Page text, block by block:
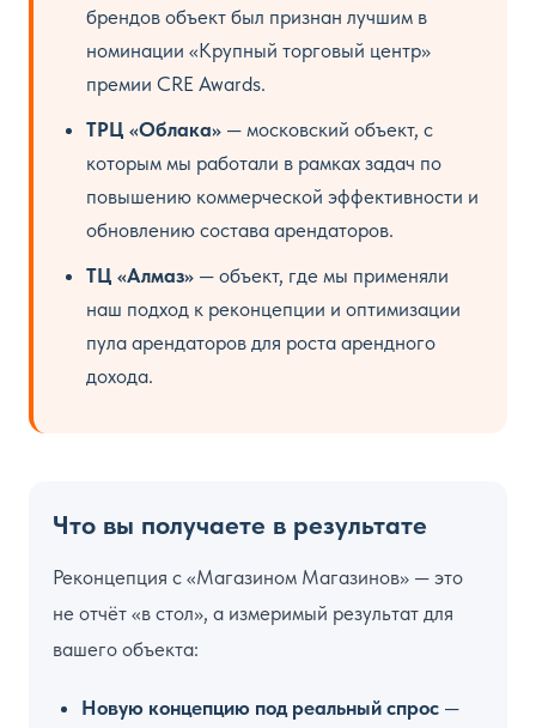
брендов объект был признан лучшим в
номинации «Крупный торговый центр»
премии CRE Awards.
ТРЦ «Облака» — московский объект, с
которым мы работали в рамках задач по
повышению коммерческой эффективности и
обновлению состава арендаторов.
ТЦ «Алмаз» — объект, где мы применяли
наш подход к реконцепции и оптимизации
пула арендаторов для роста арендного
дохода.
Что вы получаете в результате
Реконцепция с «Магазином Магазинов» — это
не отчёт «в стол», а измеримый результат для
вашего объекта:
Новую концепцию под реальный спрос —